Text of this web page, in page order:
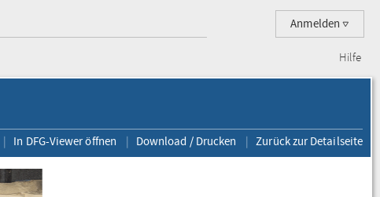
Anmelden
Hilfe
In DFG-Viewer öffnen Download / Drucken Zurück zur Detailseite